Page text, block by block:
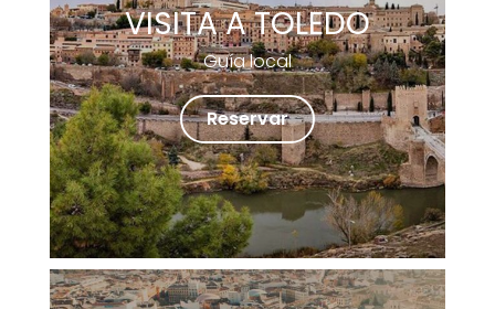
VISITA A TOLEDO
Guía local
Reservar